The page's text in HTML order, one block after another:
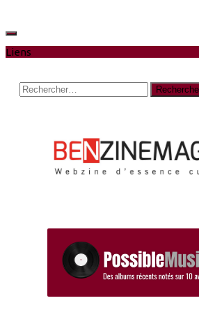
Liens
Rechercher :